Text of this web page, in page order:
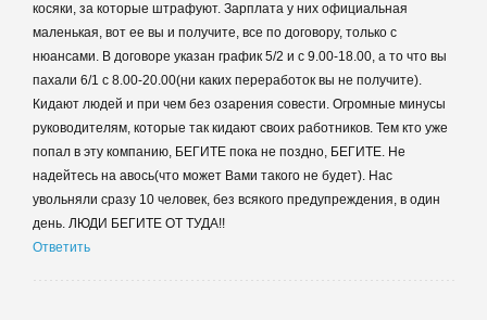
косяки, за которые штрафуют. Зарплата у них официальная
маленькая, вот ее вы и получите, все по договору, только с
нюансами. В договоре указан график 5/2 и с 9.00-18.00, а то что вы
пахали 6/1 с 8.00-20.00(ни каких переработок вы не получите).
Кидают людей и при чем без озарения совести. Огромные минусы
руководителям, которые так кидают своих работников. Тем кто уже
попал в эту компанию, БЕГИТЕ пока не поздно, БЕГИТЕ. Не
надейтесь на авось(что может Вами такого не будет). Нас
увольняли сразу 10 человек, без всякого предупреждения, в один
день. ЛЮДИ БЕГИТЕ ОТ ТУДА!!
Ответить